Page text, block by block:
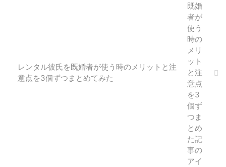
レンタル彼氏を既婚者が使う時のメリットと注
意点を3個ずつまとめてみた